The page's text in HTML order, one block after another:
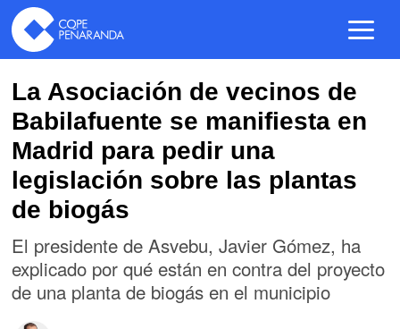
La Asociación de vecinos de
Babilafuente se manifiesta en
Madrid para pedir una
legislación sobre las plantas
de biogás
El presidente de Asvebu, Javier Gómez, ha
explicado por qué están en contra del proyecto
de una planta de biogás en el municipio